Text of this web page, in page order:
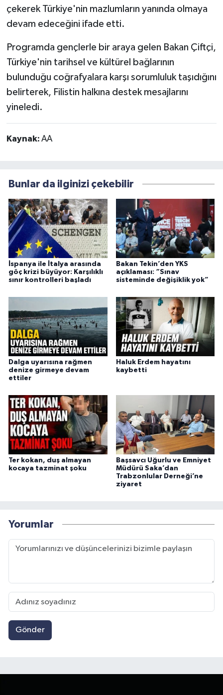
çekerek Türkiye'nin mazlumların yanında olmaya
devam edeceğini ifade etti.
Programda gençlerle bir araya gelen Bakan Çiftçi,
Türkiye'nin tarihsel ve kültürel bağlarının
bulunduğu coğrafyalara karşı sorumluluk taşıdığını
belirterek, Filistin halkına destek mesajlarını
yineledi.
Kaynak: AA
Bunlar da ilginizi çekebilir
İspanya ile İtalya arasında
göç krizi büyüyor: Karşılıklı
sınır kontrolleri başladı
Bakan Tekin’den YKS
açıklaması: “Sınav
sisteminde değişiklik yok”
Dalga uyarısına rağmen
denize girmeye devam
ettiler
Haluk Erdem hayatını
kaybetti
Ter kokan, duş almayan
kocaya tazminat şoku
Başsavcı Uğurlu ve Emniyet
Müdürü Saka’dan
Trabzonlular Derneği’ne
ziyaret
Yorumlar
Gönder